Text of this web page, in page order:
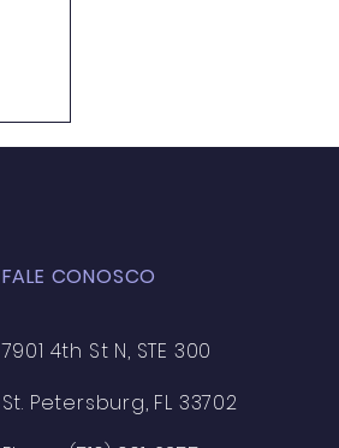
FALE CONOSCO
7901 4th St N, STE 300
St. Petersburg, FL 33702